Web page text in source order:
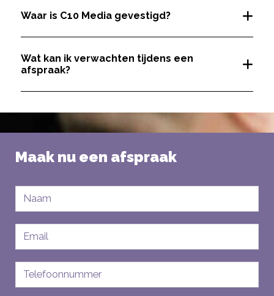
Waar is C10 Media gevestigd?
Wat kan ik verwachten tijdens een
afspraak?
Maak nu een afspraak
mailadres